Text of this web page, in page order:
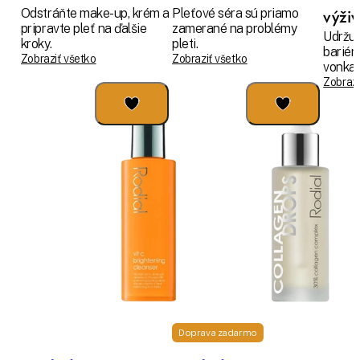
Odstráňte make-up, krém a
pripravte pleť na ďalšie
kroky.
Zobraziť všetko
Pleťové séra sú priamo
zamerané na problémy
pleti.
Zobraziť všetko
Doprava zadarmo